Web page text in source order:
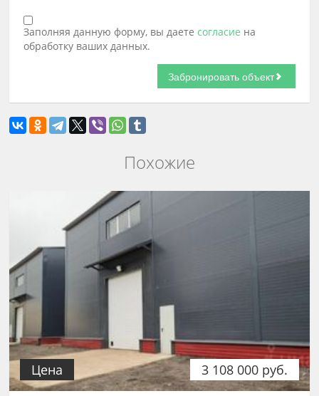
Заполняя данную форму, вы даетесогласие на
обработку ваших данных.
Похожие
3 108 000 руб.
Цена